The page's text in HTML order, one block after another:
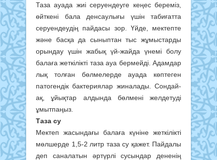
Таза ауада жиі серуендеуге кеңес береміз,
өйткені бала денсаулығы үшін табиғатта
серуендеудің пайдасы зор. Үйде, мектепте
және басқа да сыныптан тыс жұмыстарды
орындау үшін жабық үй-жайда үнемі болу
балаға жеткілікті таза ауа бермейді. Адамдар
лық толған бөлмелерде ауада көптеген
патогендік бактериялар жиналады. Сондай-
ақ, ұйықтар алдында бөлмені желдетуді
ұмытпаңыз.
Таза су
Мектеп жасындағы балаға күніне жеткілікті
мөлшерде 1,5-2 литр таза су қажет. Пайдалы
деп саналатын әртүрлі сусындар дененің